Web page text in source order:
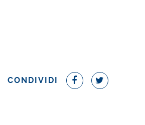
CONDIVIDI